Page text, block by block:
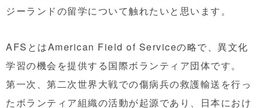
ジーランドの留学について触れたいと思います。
AFSとはAmerican Field of Serviceの略で、異文化
学習の機会を提供する国際ボランティア団体です。
第一次、第二次世界大戦での傷病兵の救護輸送を行っ
たボランティア組織の活動が起源であり、日本におけ